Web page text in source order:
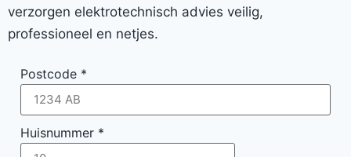
verzorgen elektrotechnisch advies veilig,
professioneel en netjes.
Postcode *
Huisnummer *